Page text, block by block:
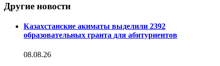
Другие новости
Казахстанские акиматы выделили 2392
образовательных гранта для абитуриентов
08.08.26